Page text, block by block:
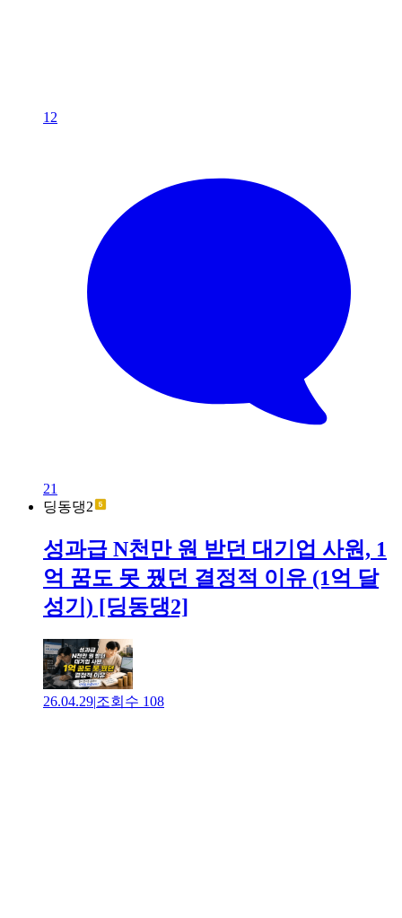
12
21
딩동댕2
성과급 N천만 원 받던 대기업 사원, 1
억 꿈도 못 꿨던 결정적 이유 (1억 달
성기) [딩동댕2]
26.04.29|조회수 108